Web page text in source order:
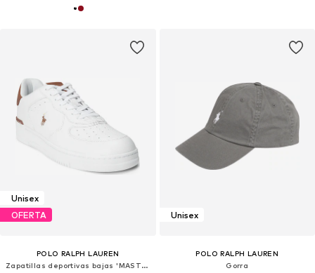
Unisex
OFERTA
POLO RALPH LAUREN
Zapatillas deportivas bajas 'MASTERS CRT'
Unisex
POLO RALPH LAUREN
Gorra